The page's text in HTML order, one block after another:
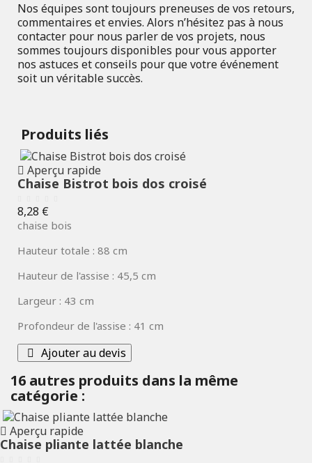
Nos équipes sont toujours preneuses de vos retours,
commentaires et envies. Alors n’hésitez pas à nous
contacter pour nous parler de vos projets, nous
sommes toujours disponibles pour vous apporter
nos astuces et conseils pour que votre événement
soit un véritable succès.
Produits liés
Aperçu rapide
Chaise Bistrot bois dos croisé
Prix
8,28 €
chaise bois
Hauteur totale : 88 cm
Hauteur de l'assise : 45,5 cm
Largeur : 43 cm
Profondeur de l'assise : 41 cm
Ajouter au devis
16 autres produits dans la même
catégorie :
Aperçu rapide
Chaise pliante lattée blanche